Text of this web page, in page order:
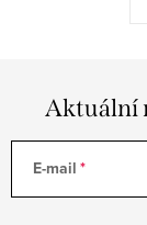
Aktuální
E-mail